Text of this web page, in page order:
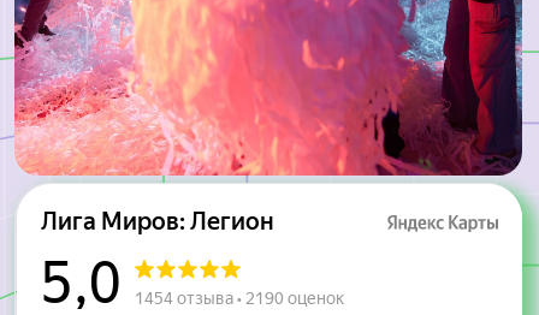
м. Крылатское
м. Тропарево
123В
О центре
Забронировать